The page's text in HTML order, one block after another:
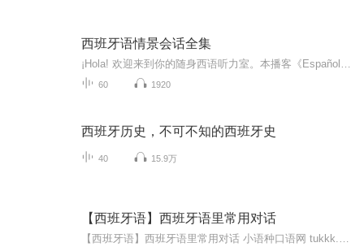
西班牙语情景会话全集
60 1920
西班牙历史，不可不知的西班牙史
40 15.9万
【西班牙语】西班牙语里常用对话